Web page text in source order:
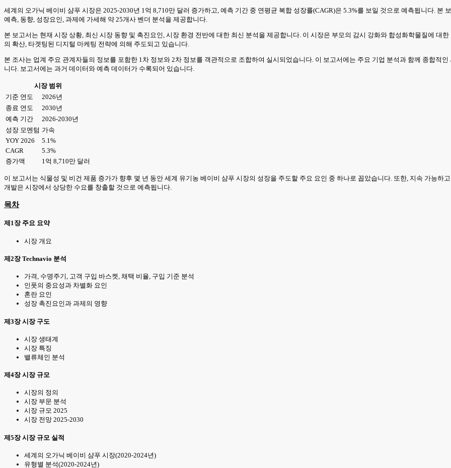
세계의 오가닉 베이비 샴푸 시장은 2025-2030년 1억 8,710만 달러 증가하고, 예측 기간 중 연평균 복합 성장률(CAGR)은 5.3%를 보일 것으로 예측됩니다.
예측, 동향, 성장요인, 과제에 가세해 약 25개사 벤더 분석을 제공합니다.
본 보고서는 현재 시장 상황, 최신 시장 동향 및 촉진요인, 시장 환경 전반에 대한 최신 분석을 제공합니다. 이 시장은 부모의 감시 강화와 합성화학물질에 대
의 확산, 타겟팅된 디지털 마케팅 전략에 의해 주도되고 있습니다.
본 조사는 업계 주요 관계자들의 정보를 포함한 1차 정보와 2차 정보를 객관적으로 조합하여 실시되었습니다. 이 보고서에는 주요 기업 분석과 함께 종합적
니다. 보고서에는 과거 데이터와 예측 데이터가 수록되어 있습니다.
시장 범위
기준 연도
2026년
종료 연도
2030년
예측 기간
2026-2030년
성장 모멘텀 가속
YOY 2026
5.1%
CAGR
5.3%
증가액
1억 8,710만 달러
이 보고서는 식물성 및 비건 제품 증가가 향후 몇 년 동안 세계 유기농 베이비 샴푸 시장의 성장을 주도할 주요 요인 중 하나로 꼽았습니다. 또한, 지속 가능
개발은 시장에서 상당한 수요를 창출할 것으로 예측됩니다.
목차
제1장 주요 요약
시장 개요
제2장 Technavio 분석
가격, 수명주기, 고객 구입 바스켓, 채택 비율, 구입 기준 분석
인풋의 중요성과 차별화 요인
혼란 요인
성장 촉진요인과 과제의 영향
제3장 시장 구도
시장 생태계
시장 특징
밸류체인 분석
제4장 시장 규모
시장의 정의
시장 부문 분석
시장 규모 2025
시장 전망 2025-2030
제5장 시장 규모 실적
세계의 오가닉 베이비 샴푸 시장(2020-2024년)
유형별 분석(2020-2024년)